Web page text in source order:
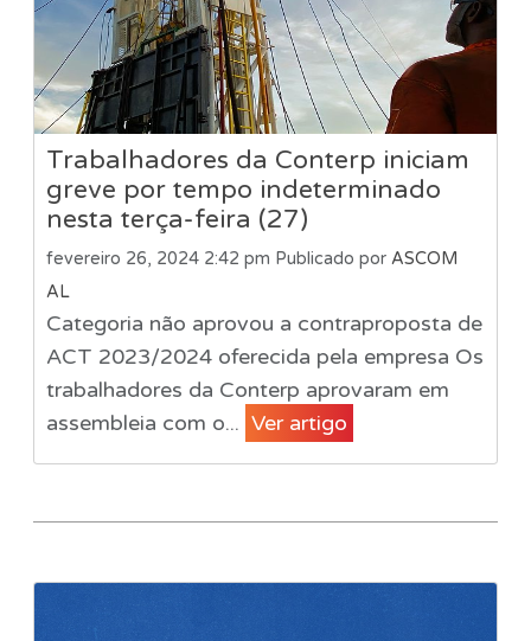
Trabalhadores da Conterp iniciam
greve por tempo indeterminado
nesta terça-feira (27)
fevereiro 26, 2024 2:42 pm Publicado por ASCOM
AL
Categoria não aprovou a contraproposta de
ACT 2023/2024 oferecida pela empresa Os
trabalhadores da Conterp aprovaram em
assembleia com o... Ver artigo